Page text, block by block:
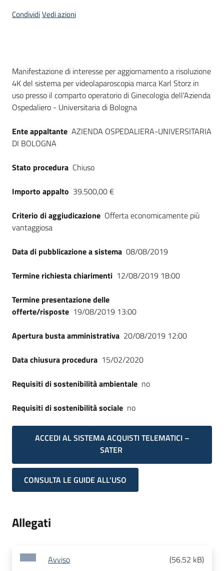
CondividiVedi azioni
Dati del bando
Manifestazione di interesse per aggiornamento a risoluzione
4K del sistema per videolaparoscopia marca Karl Storz in
uso presso il comparto operatorio di Ginecologia dell'Azienda
Ospedaliero - Universitaria di Bologna
Ente appaltante AZIENDA OSPEDALIERA-UNIVERSITARIA
DI BOLOGNA
Stato procedura Chiuso
Importo appalto 39.500,00 €
Criterio di aggiudicazione Offerta economicamente più
vantaggiosa
Data di pubblicazione a sistema 08/08/2019
Termine richiesta chiarimenti 12/08/2019 18:00
Termine presentazione delle
offerte/risposte 19/08/2019 13:00
Apertura busta amministrativa 20/08/2019 12:00
Data chiusura procedura 15/02/2020
Requisiti di sostenibilità ambientale no
Requisiti di sostenibilità sociale no
ACCEDI AL SISTEMA ACQUISTI TELEMATICI –
SATER
CONSULTA LE GUIDE ALL'USO
Allegati
Avviso (56.52 kB)